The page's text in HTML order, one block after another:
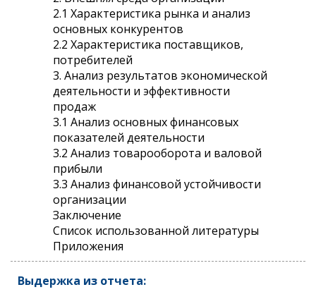
2.1 Характеристика рынка и анализ
основных конкурентов
2.2 Характеристика поставщиков,
потребителей
3. Анализ результатов экономической
деятельности и эффективности
продаж
3.1 Анализ основных финансовых
показателей деятельности
3.2 Анализ товарооборота и валовой
прибыли
3.3 Анализ финансовой устойчивости
организации
Заключение
Список использованной литературы
Приложения
Выдержка из отчета: